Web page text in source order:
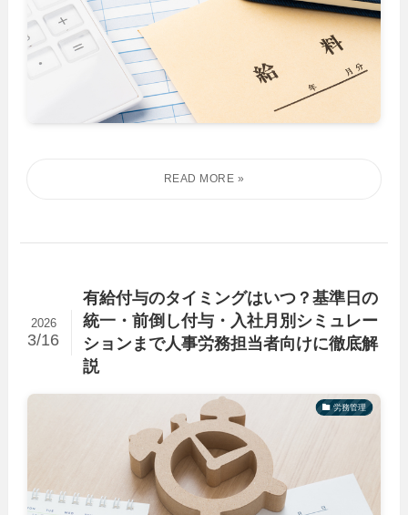
有給付与のタイミングはいつ？基準日の
統一・前倒し付与・入社月別シミュレー
ションまで人事労務担当者向けに徹底解
説
2026
3/16
労務管理